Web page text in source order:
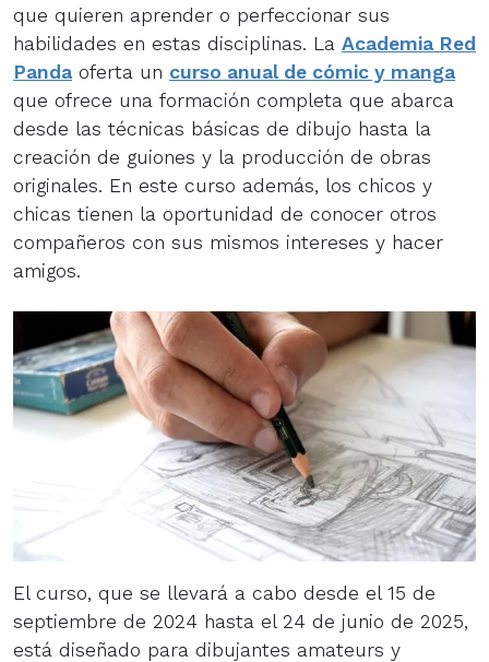
que quieren aprender o perfeccionar sus
habilidades en estas disciplinas. La Academia Red
Pandaoferta un curso anual de cómic y manga
que ofrece una formación completa que abarca
desde las técnicas básicas de dibujo hasta la
creación de guiones y la producción de obras
originales. En este curso además, los chicos y
chicas tienen la oportunidad de conocer otros
compañeros con sus mismos intereses y hacer
amigos.
El curso, que se llevará a cabo desde el 15 de
septiembre de 2024 hasta el 24 de junio de 2025,
está diseñado para dibujantes amateurs y